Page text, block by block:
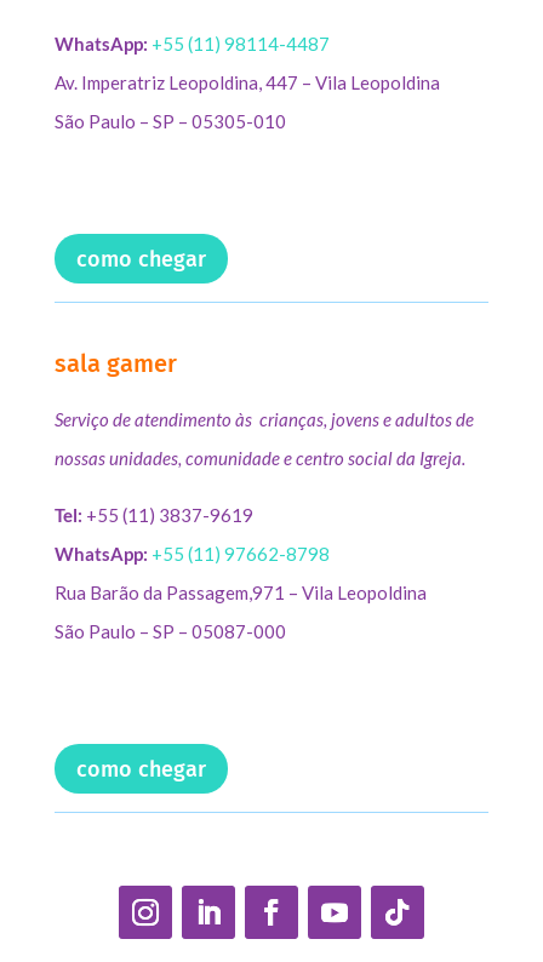
WhatsApp: +55 (11) 98114-4487
Av. Imperatriz Leopoldina, 447 – Vila Leopoldina
São Paulo – SP – 05305-010
como chegar
sala gamer
Serviço de atendimento às crianças, jovens e adultos de
nossas unidades, comunidade e centro social da Igreja.
Tel: +55 (11) 3837-9619
WhatsApp: +55 (11) 97662-8798
Rua Barão da Passagem,971 – Vila Leopoldina
São Paulo – SP – 05087-000
como chegar